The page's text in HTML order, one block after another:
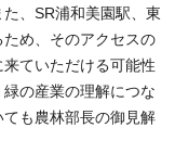
、SR浦和美園駅、東
め、そのアクセスの
ていただける可能性
の産業の理解につな
も農林部長の御見解